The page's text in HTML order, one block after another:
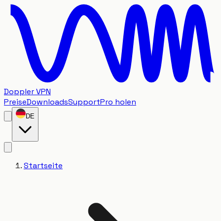
Doppler VPN
PreiseDownloadsSupportPro holen
DE
Startseite